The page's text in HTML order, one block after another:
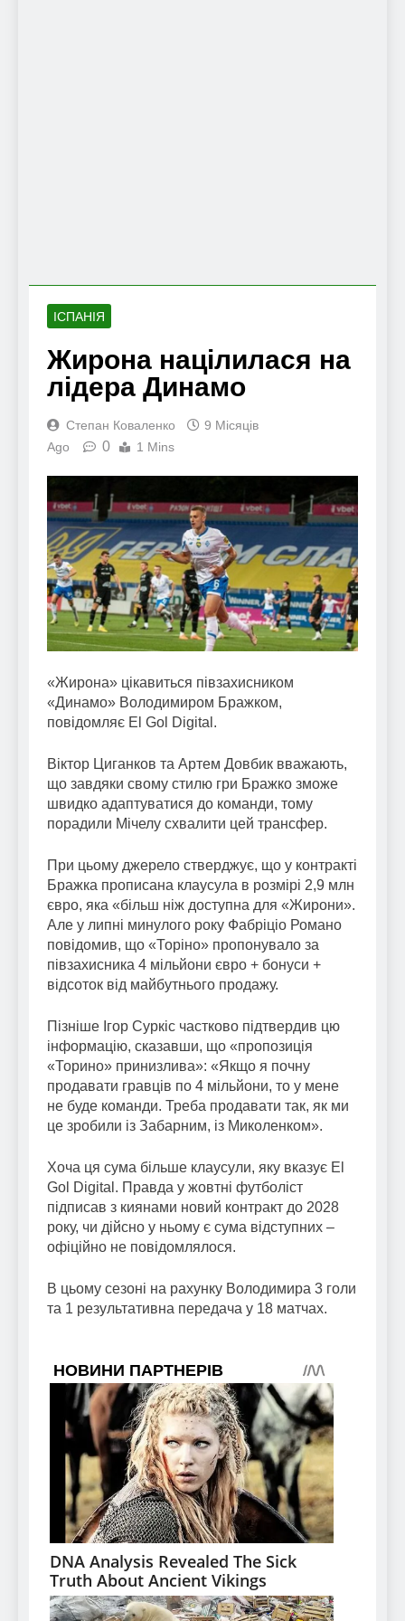
ІСПАНІЯ
Жирона націлилася на
лідера Динамо
Степан Коваленко
9 Місяців
Ago
0 1 Mins
«Жирона» цікавиться півзахисником
«Динамо» Володимиром Бражком,
повідомляє El Gol Digital.
Віктор Циганков та Артем Довбик вважають,
що завдяки свому стилю гри Бражко зможе
швидко адаптуватися до команди, тому
порадили Мічелу схвалити цей трансфер.
При цьому джерело стверджує, що у контракті
Бражка прописана клаусула в розмірі 2,9 млн
євро, яка «більш ніж доступна для «Жирони».
Але у липні минулого року Фабріціо Романо
повідомив, що «Торіно» пропонувало за
півзахисника 4 мільйони євро + бонуси +
відсоток від майбутнього продажу.
Пізніше Ігор Суркіс частково підтвердив цю
інформацію, сказавши, що «пропозиція
«Торино» принизлива»: «Якщо я почну
продавати гравців по 4 мільйони, то у мене
не буде команди. Треба продавати так, як ми
це зробили із Забарним, із Миколенком».
Хоча ця сума більше клаусули, яку вказує El
Gol Digital. Правда у жовтні футболіст
підписав з киянами новий контракт до 2028
року, чи дійсно у ньому є сума відступних –
офіційно не повідомлялося.
В цьому сезоні на рахунку Володимира 3 голи
та 1 результативна передача у 18 матчах.